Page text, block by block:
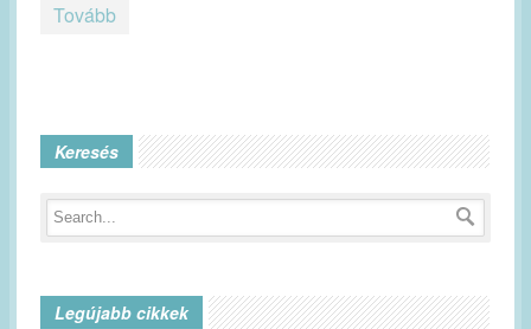
Tovább
Keresés
Legújabb cikkek